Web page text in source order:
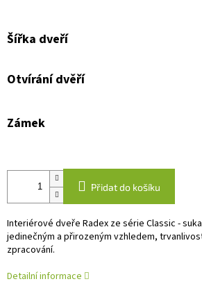
Šířka dveří
Otvírání dvěří
Zámek
Přidat do košíku
Interiérové dveře Radex ze série Classic -
jedinečným a přirozeným vzhledem,
zpracování.
Detailní informace